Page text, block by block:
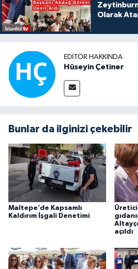
Olarak
EDITÖR HAKKINDA
Hüseyin Çetiner
Bunlar da ilginizi çekebilir
Maltepe’de Kapsamlı
Kaldırım İşgali Denetimi
açıldı